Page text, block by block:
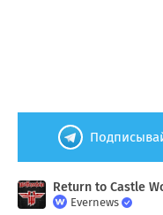
Return to Castle
Evernews